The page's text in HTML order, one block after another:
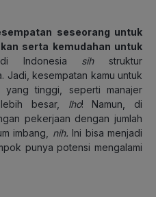
seseorang untuk
serta kemudahan untuk
Indonesia sih struktur
Jadi, kesempatan kamu untuk
yang tinggi, seperti manajer
besar, lho! Namun, di
pekerjaan dengan jumlah
imbang, nih. Ini bisa menjadi
punya potensi mengalami